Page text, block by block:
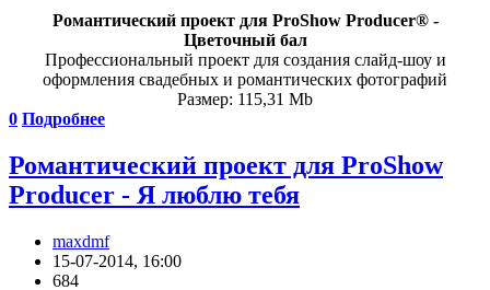
Романтический проект для ProShow Producer® -
Цветочный бал
Профессиональный проект для создания слайд-шоу и
оформления свадебных и романтических фотографий
Размер: 115,31 Mb
0 Подробнее
Романтический проект для ProShow
Producer - Я люблю тебя
maxdmf
15-07-2014, 16:00
684